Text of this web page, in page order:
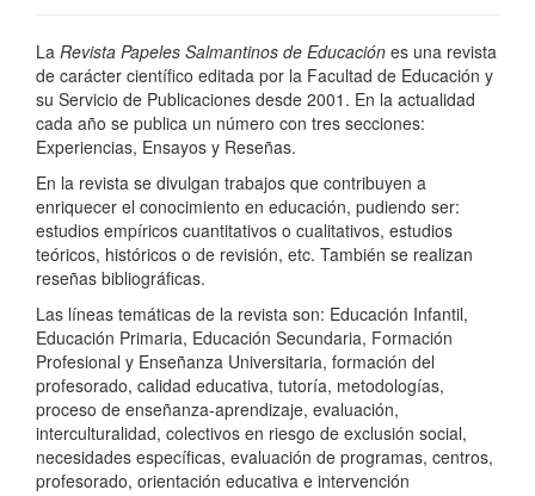
La Revista Papeles Salmantinos de Educación es una revista
de carácter científico editada por la Facultad de Educación y
su Servicio de Publicaciones desde 2001. En la actualidad
cada año se publica un número con tres secciones:
Experiencias, Ensayos y Reseñas.
En la revista se divulgan trabajos que contribuyen a
enriquecer el conocimiento en educación, pudiendo ser:
estudios empíricos cuantitativos o cualitativos, estudios
teóricos, históricos o de revisión, etc. También se realizan
reseñas bibliográficas.
Las líneas temáticas de la revista son: Educación Infantil,
Educación Primaria, Educación Secundaria, Formación
Profesional y Enseñanza Universitaria, formación del
profesorado, calidad educativa, tutoría, metodologías,
proceso de enseñanza-aprendizaje, evaluación,
interculturalidad, colectivos en riesgo de exclusión social,
necesidades específicas, evaluación de programas, centros,
profesorado, orientación educativa e intervención